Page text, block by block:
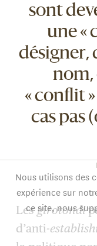
sont
une «
désigner,
nom,
« conflit
cas pas
Lesgirotondi
d’anti-
Nous utilisons des
expérience sur
ce site, nous